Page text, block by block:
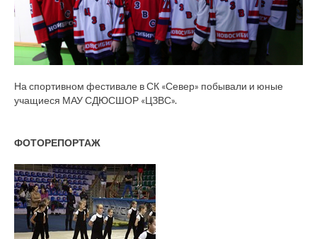
На спортивном фестивале в СК «Север» побывали и юные
учащиеся МАУ СДЮСШОР «ЦЗВС».
ФОТОРЕПОРТАЖ